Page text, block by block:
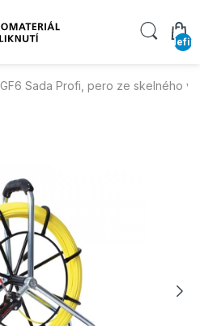
GF6 Sada Profi, pero ze skelného